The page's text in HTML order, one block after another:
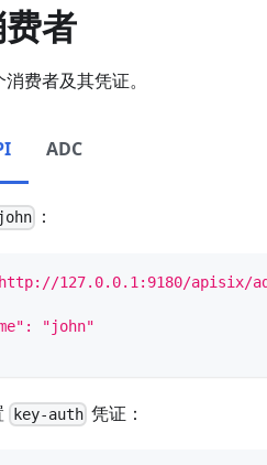
者
费者及其凭证。
ADC
john ：
127.0.0.1:9180/apisix/
"john"
key-auth凭证：